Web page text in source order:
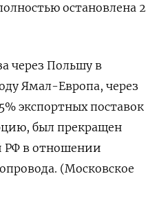
остановлена 2
через Польшу в
Ямал-Европа, через
экспортных поставок
был прекращен
РФ в отношении
(Московское